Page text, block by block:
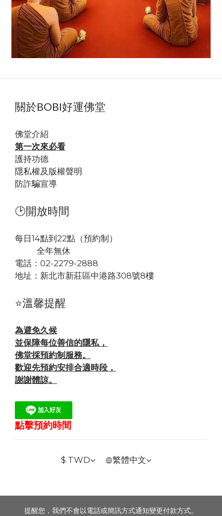
關於BOBI好運佛堂
佛堂介紹
第一次來必看
護持功德
隱私權及版權聲明
防詐騙宣導
🕑開放時間
每日14點到22點（預約制）
全年無休
電話：02-2279-2888
地址： 新北市新莊區中港路308號8樓
⭐溫馨提醒
為避免久候
並保障每位善信的隱私，
佛堂採預約制服務。
歡迎先預約安排合適時段，
謝謝體諒。
點擊預約時間
$ TWD 繁體中文
提醒您，我們不會以電話或簡訊方式通知變更付款方式。